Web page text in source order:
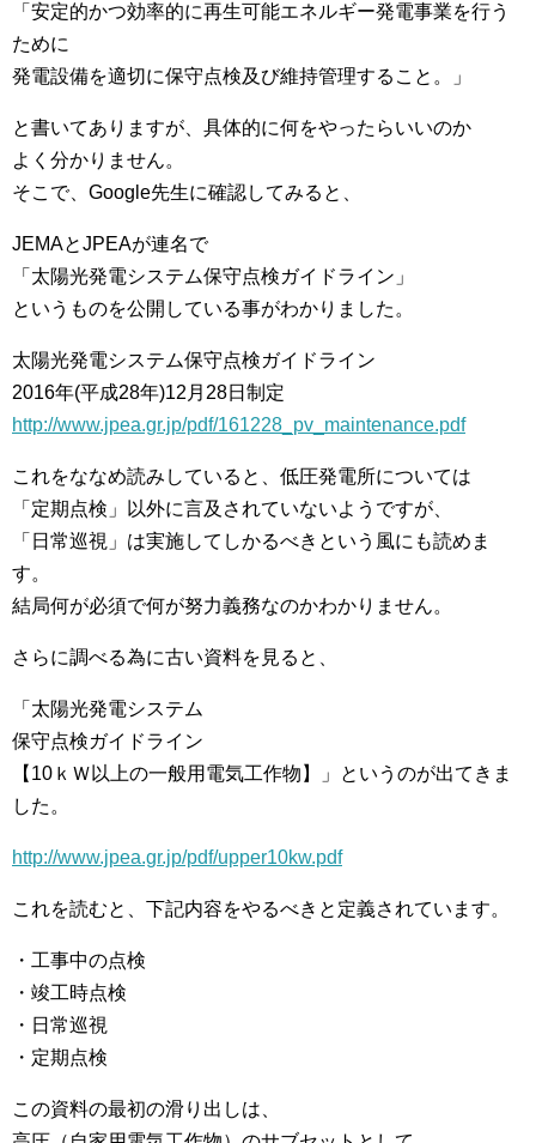
「安定的かつ効率的に再生可能エネルギー発電事業を行う
ために
発電設備を適切に保守点検及び維持管理すること。」
と書いてありますが、具体的に何をやったらいいのか
よく分かりません。
そこで、Google先生に確認してみると、
JEMAとJPEAが連名で
「太陽光発電システム保守点検ガイドライン」
というものを公開している事がわかりました。
太陽光発電システム保守点検ガイドライン
2016年(平成28年)12月28日制定
http://www.jpea.gr.jp/pdf/161228_pv_maintenance.pdf
これをななめ読みしていると、低圧発電所については
「定期点検」以外に言及されていないようですが、
「日常巡視」は実施してしかるべきという風にも読めま
す。
結局何が必須で何が努力義務なのかわかりません。
さらに調べる為に古い資料を見ると、
「太陽光発電システム
保守点検ガイドライン
【10ｋＷ以上の一般用電気工作物】」というのが出てきま
した。
http://www.jpea.gr.jp/pdf/upper10kw.pdf
これを読むと、下記内容をやるべきと定義されています。
・工事中の点検
・竣工時点検
・日常巡視
・定期点検
この資料の最初の滑り出しは、